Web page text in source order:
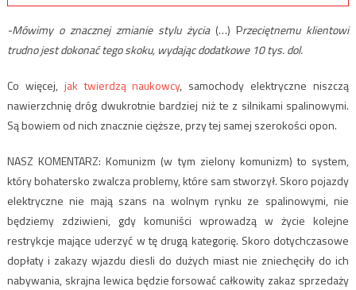
-Mówimy o znacznej zmianie stylu życia (…) Przeciętnemu klientowi
trudno jest dokonać tego skoku, wydając dodatkowe 10 tys. dol.
Co więcej, jak twierdzą naukowcy, samochody elektryczne niszczą
nawierzchnię dróg dwukrotnie bardziej niż te z silnikami spalinowymi.
Są bowiem od nich znacznie cięższe, przy tej samej szerokości opon.
NASZ KOMENTARZ: Komunizm (w tym zielony komunizm) to system,
który bohatersko zwalcza problemy, które sam stworzył. Skoro pojazdy
elektryczne nie mają szans na wolnym rynku ze spalinowymi, nie
będziemy zdziwieni, gdy komuniści wprowadzą w życie kolejne
restrykcje mające uderzyć w tę drugą kategorię. Skoro dotychczasowe
dopłaty i zakazy wjazdu diesli do dużych miast nie zniechęciły do ich
nabywania, skrajna lewica będzie forsować całkowity zakaz sprzedaży